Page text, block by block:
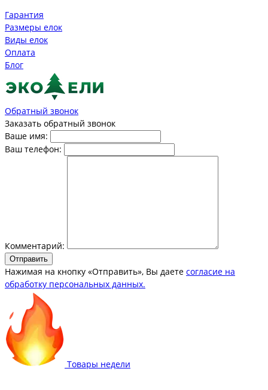
Гарантия
Размеры елок
Виды елок
Оплата
Блог
Обратный звонок
Заказать обратный звонок
Ваше имя:
Ваш телефон:
Комментарий:
Отправить
Нажимая на кнопку «Отправить», Вы даете согласие на
обработку персональных данных.
Товары недели